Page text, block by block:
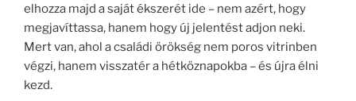
elhozza majd a saját ékszerét ide – nem azért, hogy
megjavíttassa, hanem hogy új jelentést adjon neki.
Mert van, ahol a családi örökség nem poros vitrinben
végzi, hanem visszatér a hétköznapokba – és újra élni
kezd.